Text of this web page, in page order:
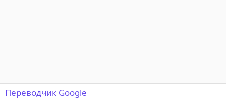
Переводчик Google